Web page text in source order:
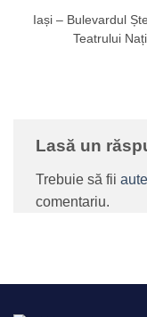
Iași – Bulevardul
Teatrului
Lasă un
Trebuie să fii
comentariu.